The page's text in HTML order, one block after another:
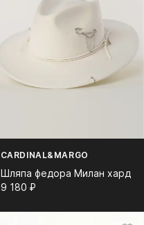
CARDINAL&MARGO
Шляпа федора Милан хард
9 180⁠ ⁠₽